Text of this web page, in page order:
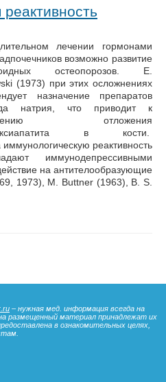
лечении гормонами
возможно развитие
остеопорозов. Е.
(1973) при этих осложнениях
назначение препаратов
натрия, что приводит к
отложения
в кости.
реактивность
иммунодепрессивными
на антителообразующие
1973), М. Buttner (1963), В. S.
– нужная мед. информация всегда на
размещенный материал принадлежат их
в ознакомительных целях,